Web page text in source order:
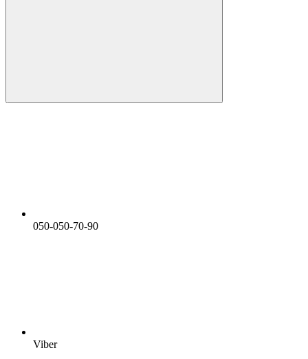
050-050-70-90
Viber